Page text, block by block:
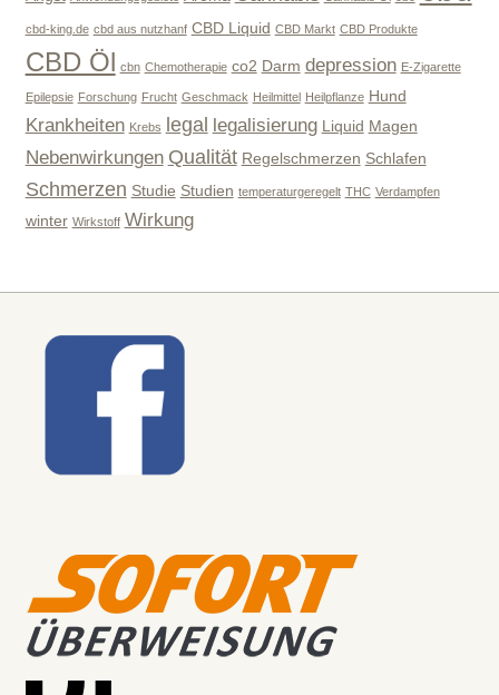
cbd-king.de cbd aus nutzhanf CBD Liquid CBD Markt CBD Produkte
CBD Öl cbn Chemotherapie co2 Darm depression E-Zigarette
Epilepsie Forschung Frucht Geschmack Heilmittel Heilpflanze Hund
Krankheiten Krebs legal legalisierung Liquid Magen
Nebenwirkungen Qualität Regelschmerzen Schlafen
Schmerzen Studie Studien temperaturgeregelt THC Verdampfen
winter Wirkstoff Wirkung